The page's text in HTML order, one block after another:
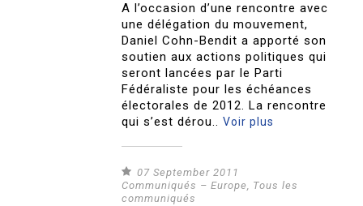
A l’occasion d’une rencontre avec
une délégation du mouvement,
Daniel Cohn-Bendit a apporté son
soutien aux actions politiques qui
seront lancées par le Parti
Fédéraliste pour les échéances
électorales de 2012. La rencontre
qui s’est dérou..Voir plus
07 September 2011
Communiqués – Europe, Tous les
communiqués